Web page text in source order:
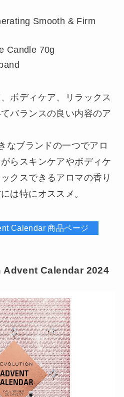
Smooth & Firm
Candle 70g
ボディケア、リラックス
バランスの良い内容のア
なブランドの一つでアロ
らスキンケアやボディケ
クスできるアロマの香り
は特にオススメ。
Calendar 商品ページ
Calendar 2024